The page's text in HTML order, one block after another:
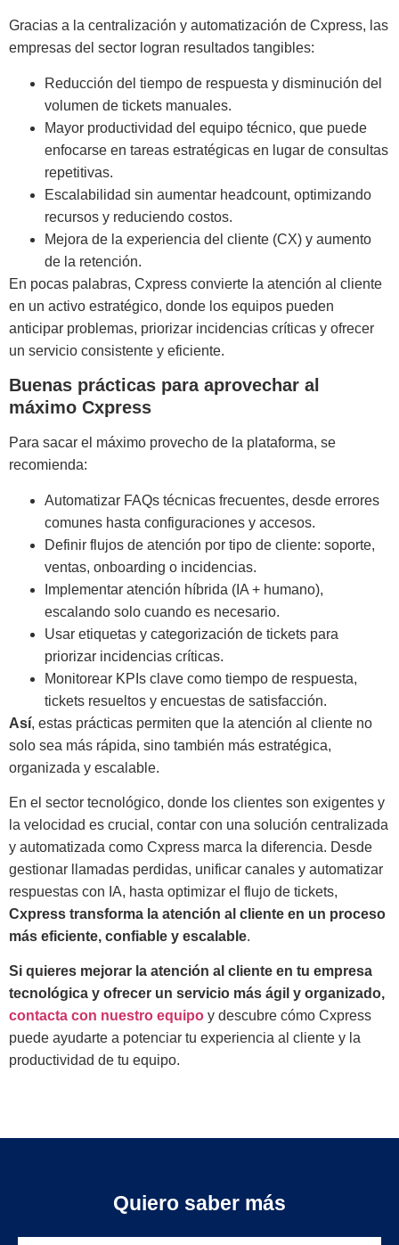
Gracias a la centralización y automatización de Cxpress, las
empresas del sector logran resultados tangibles:
Reducción del tiempo de respuesta y disminución del
volumen de tickets manuales.
Mayor productividad del equipo técnico, que puede
enfocarse en tareas estratégicas en lugar de consultas
repetitivas.
Escalabilidad sin aumentar headcount, optimizando
recursos y reduciendo costos.
Mejora de la experiencia del cliente (CX) y aumento
de la retención.
En pocas palabras, Cxpress convierte la atención al cliente
en un activo estratégico, donde los equipos pueden
anticipar problemas, priorizar incidencias críticas y ofrecer
un servicio consistente y eficiente.
Buenas prácticas para aprovechar al
máximo Cxpress
Para sacar el máximo provecho de la plataforma, se
recomienda:
Automatizar FAQs técnicas frecuentes, desde errores
comunes hasta configuraciones y accesos.
Definir flujos de atención por tipo de cliente: soporte,
ventas, onboarding o incidencias.
Implementar atención híbrida (IA + humano),
escalando solo cuando es necesario.
Usar etiquetas y categorización de tickets para
priorizar incidencias críticas.
Monitorear KPIs clave como tiempo de respuesta,
tickets resueltos y encuestas de satisfacción.
Así, estas prácticas permiten que la atención al cliente no
solo sea más rápida, sino también más estratégica,
organizada y escalable.
En el sector tecnológico, donde los clientes son exigentes y
la velocidad es crucial, contar con una solución centralizada
y automatizada como Cxpress marca la diferencia. Desde
gestionar llamadas perdidas, unificar canales y automatizar
respuestas con IA, hasta optimizar el flujo de tickets,
Cxpress transforma la atención al cliente en un proceso
más eficiente, confiable y escalable.
Si quieres mejorar la atención al cliente en tu empresa
tecnológica y ofrecer un servicio más ágil y organizado,
contacta con nuestro equipo y descubre cómo Cxpress
puede ayudarte a potenciar tu experiencia al cliente y la
productividad de tu equipo.
Quiero saber más